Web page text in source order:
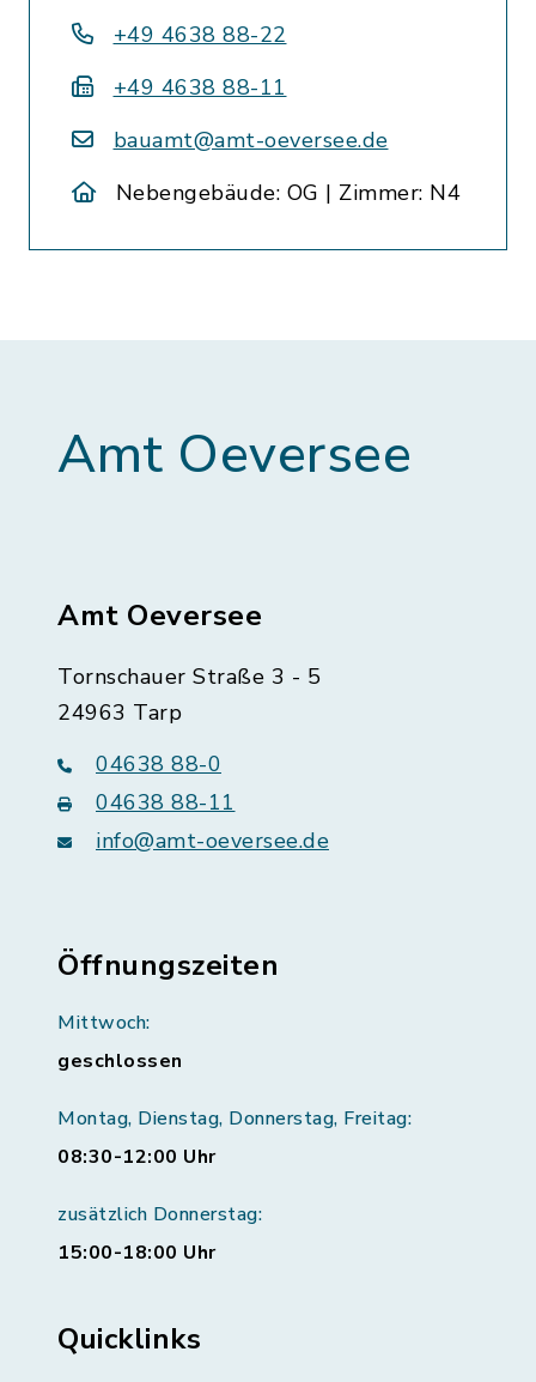
+49 4638 88-22
+49 4638 88-11
bauamt@amt-oeversee.de
Nebengebäude: OG | Zimmer: N4
Amt Oeversee
Amt Oeversee
Tornschauer Straße 3 - 5
24963 Tarp
04638 88-0
04638 88-11
info@amt-oeversee.de
Öffnungszeiten
Mittwoch:
geschlossen
Montag, Dienstag, Donnerstag, Freitag:
08:30-12:00 Uhr
zusätzlich Donnerstag:
15:00-18:00 Uhr
Quicklinks